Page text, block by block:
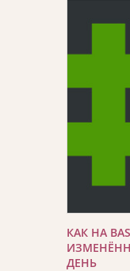
КАК НА
ДЕНЬ